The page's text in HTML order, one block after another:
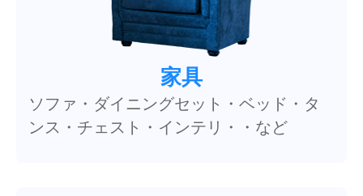
家具
ソファ・ダイニングセット・ベッド・タ
ンス・チェスト・インテリ・・など